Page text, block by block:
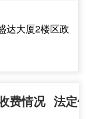
达大厦2楼区政
费情况 法定